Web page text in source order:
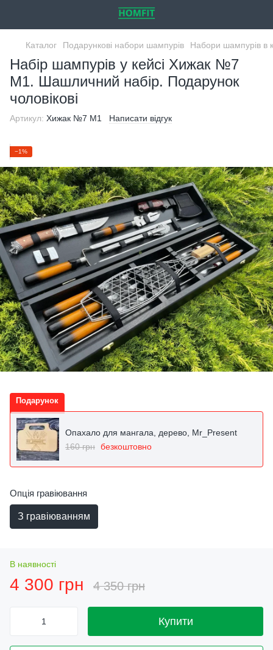
Каталог Подарункові набори шампурів Набори шампурів в
Набір шампурів у кейсі Хижак №7
M1. Шашличний набір. Подарунок
чоловікові
Артикул: Хижак №7 M1 Написати відгук
−1%
Подарунок
Опахало для мангала, дерево, Mr_Present
160 грн безкоштовно
Опція гравіювання
З гравіюванням
В наявності
4 300 грн 4 350 грн
Купити